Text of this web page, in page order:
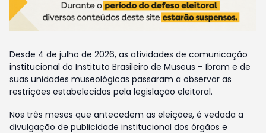
Desde 4 de julho de 2026, as atividades de comunicação
institucional do Instituto Brasileiro de Museus – Ibram e de
suas unidades museológicas passaram a observar as
restrições estabelecidas pela legislação eleitoral.
Nos três meses que antecedem as eleições, é vedada a
divulgação de publicidade institucional dos órgãos e